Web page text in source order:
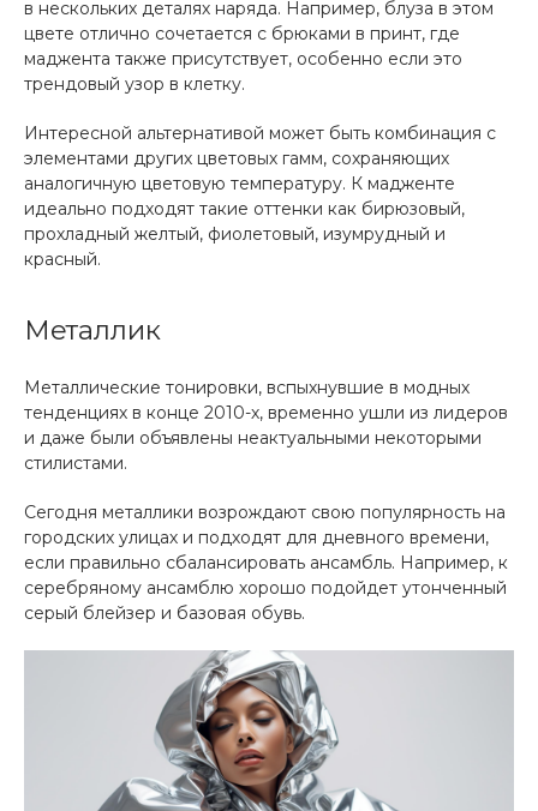
в нескольких деталях наряда. Например, блуза в этом
цвете отлично сочетается с брюками в принт, где
маджента также присутствует, особенно если это
трендовый узор в клетку.
Интересной альтернативой может быть комбинация с
элементами других цветовых гамм, сохраняющих
аналогичную цветовую температуру. К мадженте
идеально подходят такие оттенки как бирюзовый,
прохладный желтый, фиолетовый, изумрудный и
красный.
Металлик
Металлические тонировки, вспыхнувшие в модных
тенденциях в конце 2010-х, временно ушли из лидеров
и даже были объявлены неактуальными некоторыми
стилистами.
Сегодня металлики возрождают свою популярность на
городских улицах и подходят для дневного времени,
если правильно сбалансировать ансамбль. Например, к
серебряному ансамблю хорошо подойдет утонченный
серый блейзер и базовая обувь.